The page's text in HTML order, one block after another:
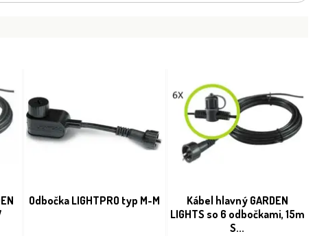
Odbočka LIGHTPRO typ M-M
Kábel hlavný GARDEN
LIGHTS so 6 odbočkami, 15m
S...